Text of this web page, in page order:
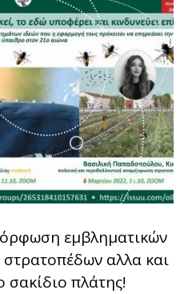
εμβληματικών
αλλα και
σακίδιο πλάτης!